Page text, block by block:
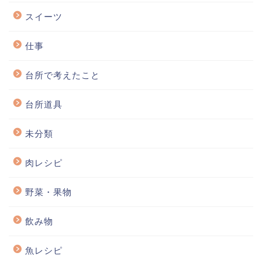
スイーツ
仕事
台所で考えたこと
台所道具
未分類
肉レシピ
野菜・果物
飲み物
魚レシピ